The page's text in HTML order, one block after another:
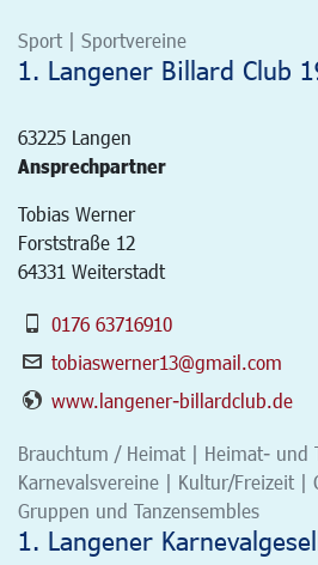
Sport | Sportvereine
1. Langener Billard Club
63225 Langen
Ansprechpartner
Tobias Werner
Forststraße 12
64331 Weiterstadt
0176 63716910
tobiaswerner13@gmail.com
www.langener-billardclub.de
Brauchtum / Heimat | Heimat- und
Karnevalsvereine | Kultur/Freizeit |
Gruppen und Tanzensembles
1. Langener